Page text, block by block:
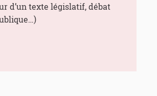
d’un texte législatif, débat